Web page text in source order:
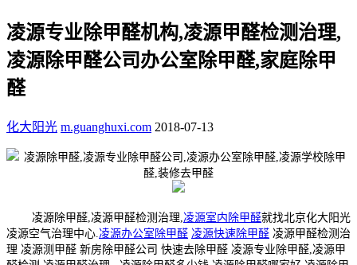
凌源专业除甲醛机构,凌源甲醛检测治理,
凌源除甲醛公司办公室除甲醛,家庭除甲
醛
化大阳光 m.guanghuxi.com 2018-07-13
凌源除甲醛,凌源甲醛检测治理, 凌源室内除甲醛就找北京化大阳光
凌源空气治理中心. 凌源办公室除甲醛 凌源快速除甲醛 凌源甲醛检测治
理 凌源测甲醛 新房除甲醛公司 快速去除甲醛 凌源专业除甲醛,凌源甲